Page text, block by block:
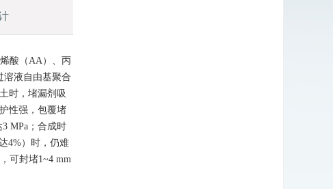
酸（AA）、丙
溶液自由基聚合
时，堵漏剂吸
性强，包覆堵
MPa；合成时
4%）时，仍难
可封堵1~4 mm